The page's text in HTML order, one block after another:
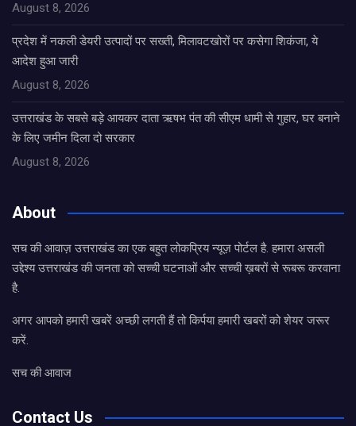
August 8, 2026
प्रदेश में नकली डेयरी उत्पादों पर सख्ती, मिलावटखोरों पर कसेगा शिकंजा, ये
आदेश हुआ जारी
August 8, 2026
उत्तराखंड के सबसे बड़े आयकर दाता ऋषभ पंत की सीएम धामी से गुहार, घर बनाने
के लिए जमीन दिला दो सरकार
August 8, 2026
About
सच की आवाज़ उत्तराखंड का एक बहुत लोकप्रिय न्यूज़ पोर्टल है. हमारा असली
उद्देश्य उत्तराखंड की जनता को सच्ची घटनाओं और सच्ची ख़बरों से रूबरू करवाना
है.
अगर आपको हमारी खबरें अच्छी लगती हैं तो किर्पया हमारी खबरों को शेयर जरूर
करें.
सच की आवाज
Contact Us